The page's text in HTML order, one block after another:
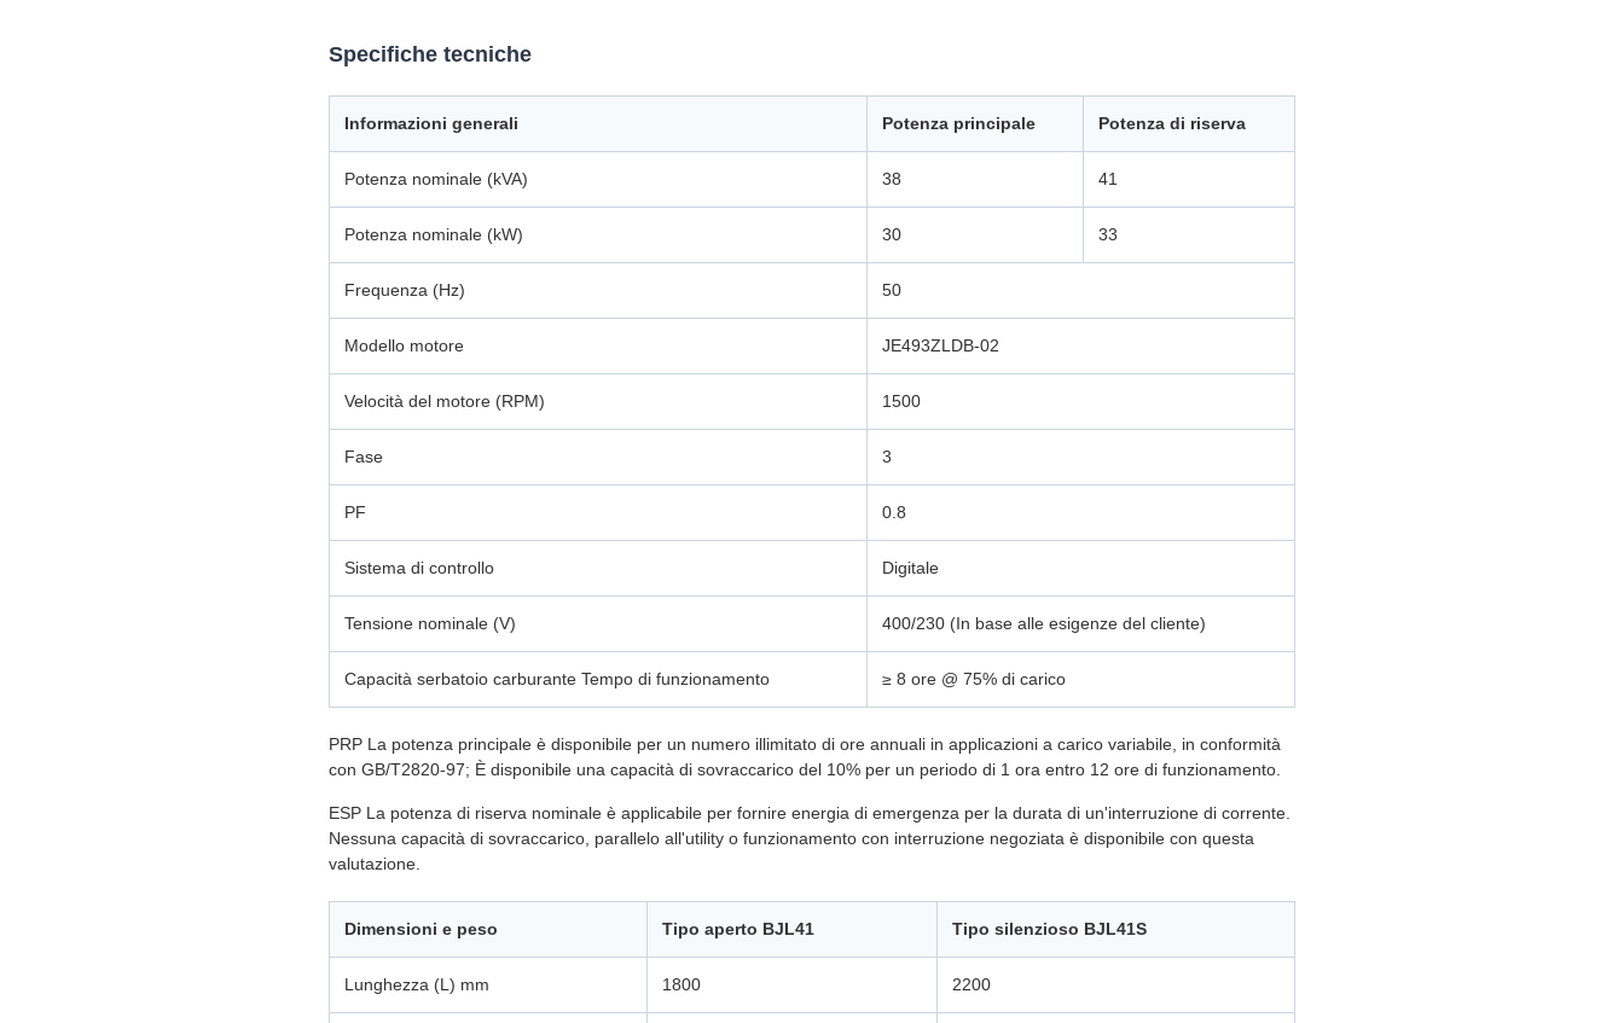
Specifiche tecniche
Informazioni generali Potenza principale Potenza di riserva
Potenza nominale (kVA) 38 41
Potenza nominale (kW) 30 33
Frequenza (Hz) 50
Modello motore JE493ZLDB-02
Velocità del motore (RPM) 1500
Fase 3
PF 0.8
Sistema di controllo Digitale
Tensione nominale (V) 400/230 (In base alle esigenze del cliente)
Capacità serbatoio carburante Tempo di funzionamento ≥ 8 ore @ 75% di carico
PRP La potenza principale è disponibile per un numero illimitato di ore annuali in applicazioni a carico variabile, in conformità
con GB/T2820-97; È disponibile una capacità di sovraccarico del 10% per un periodo di 1 ora entro 12 ore di funzionamento.
ESP La potenza di riserva nominale è applicabile per fornire energia di emergenza per la durata di un'interruzione di corrente.
Nessuna capacità di sovraccarico, parallelo all'utility o funzionamento con interruzione negoziata è disponibile con questa
valutazione.
Dimensioni e peso Tipo aperto BJL41 Tipo silenzioso BJL41S
Lunghezza (L) mm 1800 2200